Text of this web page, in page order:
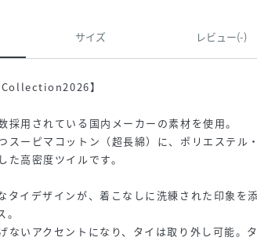
サイズ レビュー(-)
】
採用されている国内メーカーの素材を使用。
スーピマコットン（超長綿）に、ポリエステル
た高密度ツイルです。
タイデザインが、着こなしに洗練された印象を
ないアクセントになり、タイは取り外し可能。